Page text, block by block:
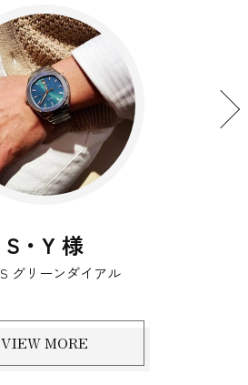
N.K様 K.Y様
ポセション、ポロ
VIEW MORE